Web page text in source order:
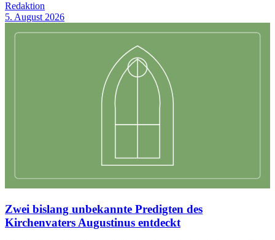
Redaktion
5. August 2026
Zwei bislang unbekannte Predigten des
Kirchenvaters Augustinus entdeckt